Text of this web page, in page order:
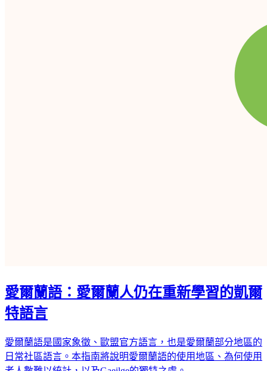
愛爾蘭語：愛爾蘭人仍在重新學習的凱爾
特語言
愛爾蘭語是國家象徵、歐盟官方語言，也是愛爾蘭部分地區的
日常社區語言。本指南將說明愛爾蘭語的使用地區、為何使用